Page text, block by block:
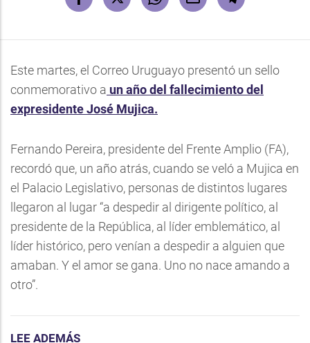
Este martes, el Correo Uruguayo presentó un sello
conmemorativo a un año del fallecimiento del
expresidente José Mujica.
Fernando Pereira, presidente del Frente Amplio (FA),
recordó que, un año atrás, cuando se veló a Mujica en
el Palacio Legislativo, personas de distintos lugares
llegaron al lugar “a despedir al dirigente político, al
presidente de la República, al líder emblemático, al
líder histórico, pero venían a despedir a alguien que
amaban. Y el amor se gana. Uno no nace amando a
otro”.
LEE ADEMÁS